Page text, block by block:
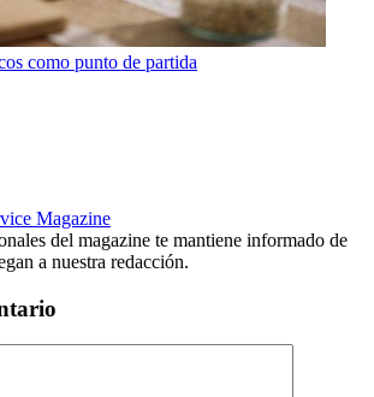
como punto de partida
Magazine
del magazine te mantiene informado de
a nuestra redacción.